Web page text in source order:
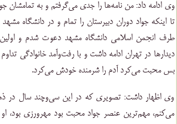
وی ادامه داد: من نامه‌ها را جدی می‌گرفتم و به تمامشان
تا اینکه جواد دوران دبیرستان را تمام و در دانشگاه
طرف انجمن اسلامی دانشگاه مشهد دعوت شدم و اولین
دیدارها در تهران ادامه داشت و با رفت‌وآمد خانوادگی
بس محبت می‌کرد آدم را شرمنده خودش می‌کرد.
وی اظهار داشت: تصویری که در این سی‌وچند سال در
می‌کنم، مهم‌ترین عنصر جواد محبت بود مهرورزی بود، او